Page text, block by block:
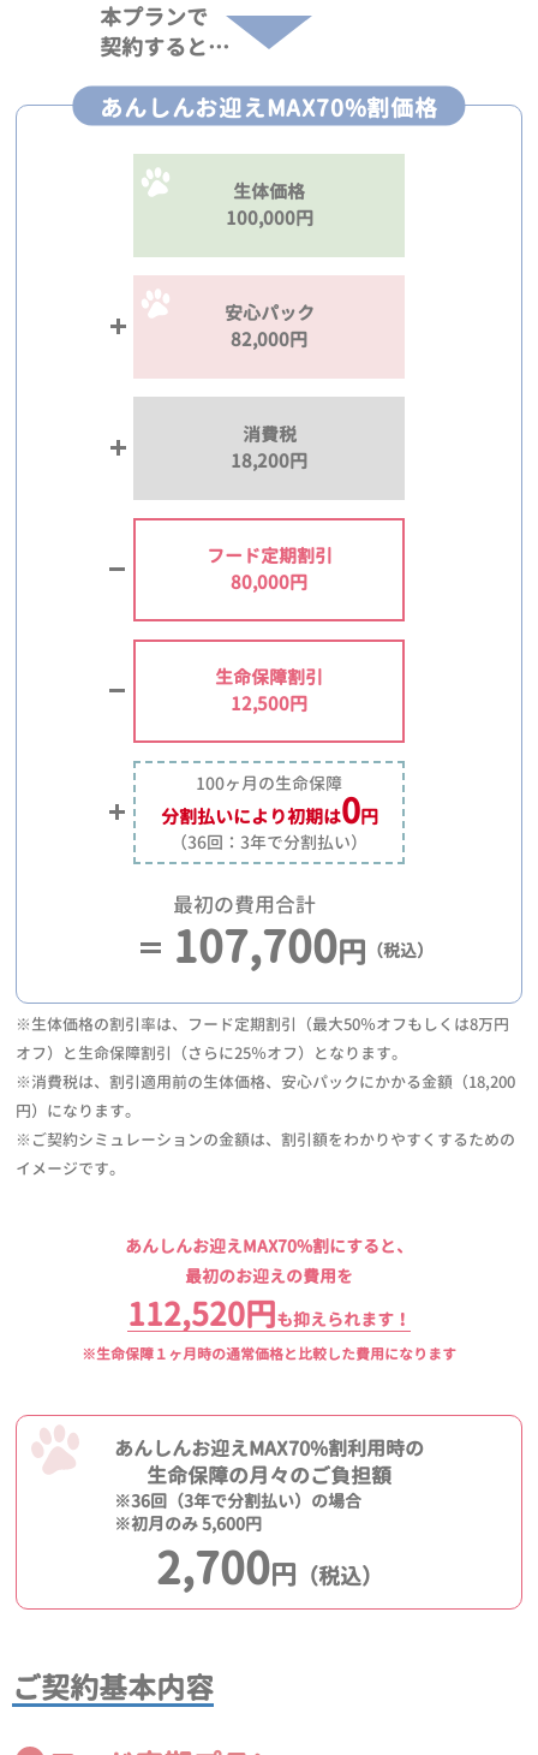
本プランで
契約すると…
あんしんお迎えMAX70%割価格
生体価格
100,000円
安心パック
82,000円
消費税
18,200円
フード定期割引
80,000円
生命保障割引
12,500円
100ヶ月の生命保障
分割払いにより初期は0円
（36回：3年で分割払い）
最初の費用合計
107,700円 （税込）
※生体価格の割引率は、フード定期割引（最大50％オフもしくは8万円
オフ）と生命保障割引（さらに25％オフ）となります。
※消費税は、割引適用前の生体価格、安心パックにかかる金額（18,200
円）になります。
※ご契約シミュレーションの金額は、割引額をわかりやすくするための
イメージです。
あんしんお迎えMAX70%割にすると、
最初のお迎えの費用を
112,520円も抑えられます！
※生命保障１ヶ月時の通常価格と比較した費用になります
あんしんお迎えMAX70%割利用時の
生命保障の月々のご負担額
※36回（3年で分割払い）の場合
※初月のみ 5,600円
2,700円 （税込）
ご契約基本内容